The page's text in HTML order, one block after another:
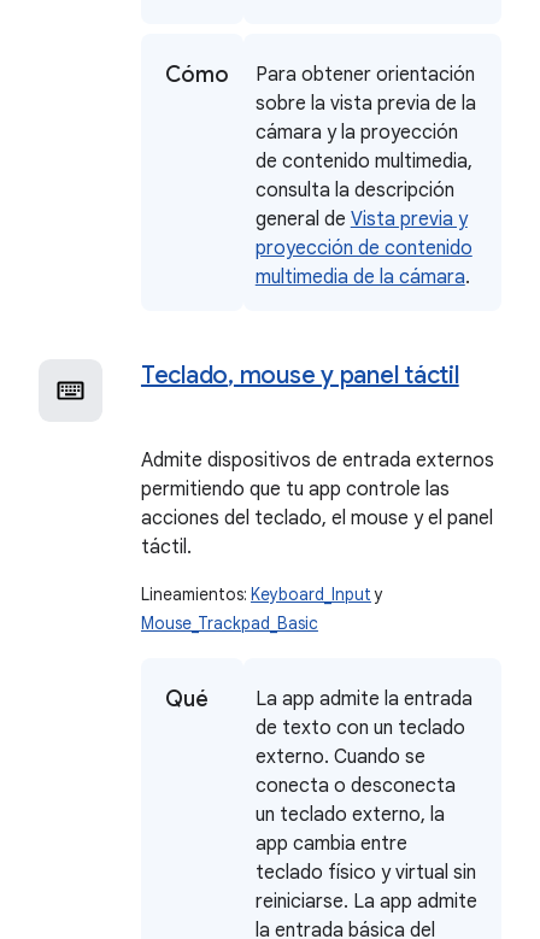
Cómo
Para obtener orientación
sobre la vista previa de la
cámara y la proyección
de contenido multimedia,
consulta la descripción
general de Vista previa y
proyección de contenido
multimedia de la cámara.
Teclado, mouse y panel táctil
Admite dispositivos de entrada externos
permitiendo que tu app controle las
acciones del teclado, el mouse y el panel
táctil.
Lineamientos: Keyboard_Inputy
Mouse_Trackpad_Basic
Qué
La app admite la entrada
de texto con un teclado
externo. Cuando se
conecta o desconecta
un teclado externo, la
app cambia entre
teclado físico y virtual sin
reiniciarse. La app admite
la entrada básica del